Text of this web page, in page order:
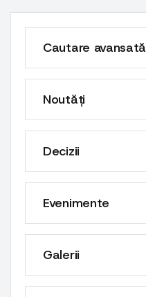
Cautare avansată
Noutăți
Decizii
Evenimente
Galerii